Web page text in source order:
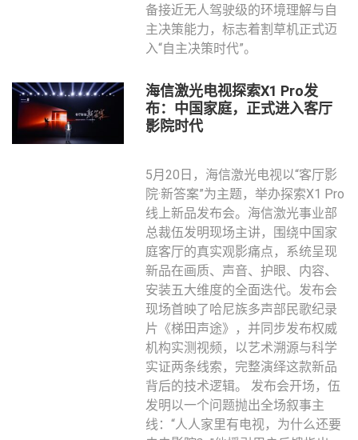
备接近无人驾驶级的环境理解与自
主决策能力，标志着割草机正式迈
入“自主决策时代”。
海信激光电视探索X1 Pro发
布：中国家庭，正式进入客厅
影院时代
5月20日，海信激光电视以“客厅影
院·新答案”为主题，举办探索X1 Pro
线上新品发布会。海信激光事业部
总裁伍发明现场主讲，围绕中国家
庭客厅的真实观影痛点，系统呈现
新品在画质、声音、护眼、内容、
安装五大维度的全面迭代。发布会
现场首映了哈尼族多声部民歌纪录
片《梯田声途》，并同步发布权威
机构实测视频，以艺术溯源与科学
实证两条线索，完整演绎这款新品
背后的技术逻辑。 发布会开场，伍
发明以一个问题抛出全场叙事主
线：“人人家里有电视，为什么还要